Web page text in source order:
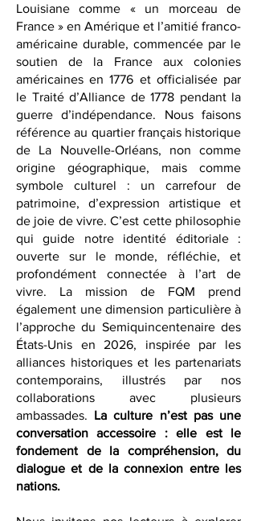
Notre nom évoque l’héritage de la
Louisiane comme « un morceau de
France » en Amérique et l’amitié franco-
américaine durable, commencée par le
soutien de la France aux colonies
américaines en 1776 et officialisée par
le Traité d’Alliance de 1778 pendant la
guerre d’indépendance. Nous faisons
référence au quartier français historique
de La Nouvelle-Orléans, non comme
origine géographique, mais comme
symbole culturel : un carrefour de
patrimoine, d’expression artistique et
de joie de vivre. C’est cette philosophie
qui guide notre identité éditoriale :
ouverte sur le monde, réfléchie, et
profondément connectée à l’art de
vivre. La mission de FQM prend
également une dimension particulière à
l’approche du Semiquincentenaire des
États-Unis en 2026, inspirée par les
alliances historiques et les partenariats
contemporains, illustrés par nos
collaborations avec plusieurs
ambassades.
La culture n’est pas une
conversation accessoire : elle est le
fondement de la compréhension, du
dialogue et de la connexion entre les